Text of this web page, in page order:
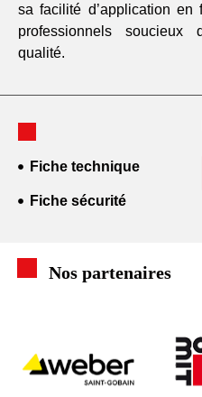
sa facilité d’application
professionnels soucieux
qualité.
Fiche technique
Fiche sécurité
Nos partenaires